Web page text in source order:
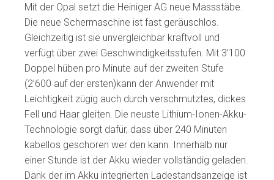
Mit der Opal setzt die Heiniger AG neue Massstäbe.
Die neue Schermaschine ist fast geräuschlos.
Gleichzeitig ist sie unvergleichbar kraftvoll und
verfügt über zwei Geschwindigkeitsstufen. Mit 3’100
Doppel hüben pro Minute auf der zweiten Stufe
(2’600 auf der ersten)kann der Anwender mit
Leichtigkeit zügig auch durch verschmutztes, dickes
Fell und Haar gleiten. Die neuste Lithium-Ionen-Akku-
Technologie sorgt dafür, dass über 240 Minuten
kabellos geschoren wer den kann. Innerhalb nur
einer Stunde ist der Akku wieder vollständig geladen.
Dank der im Akku integrierten Ladestandsanzeige ist